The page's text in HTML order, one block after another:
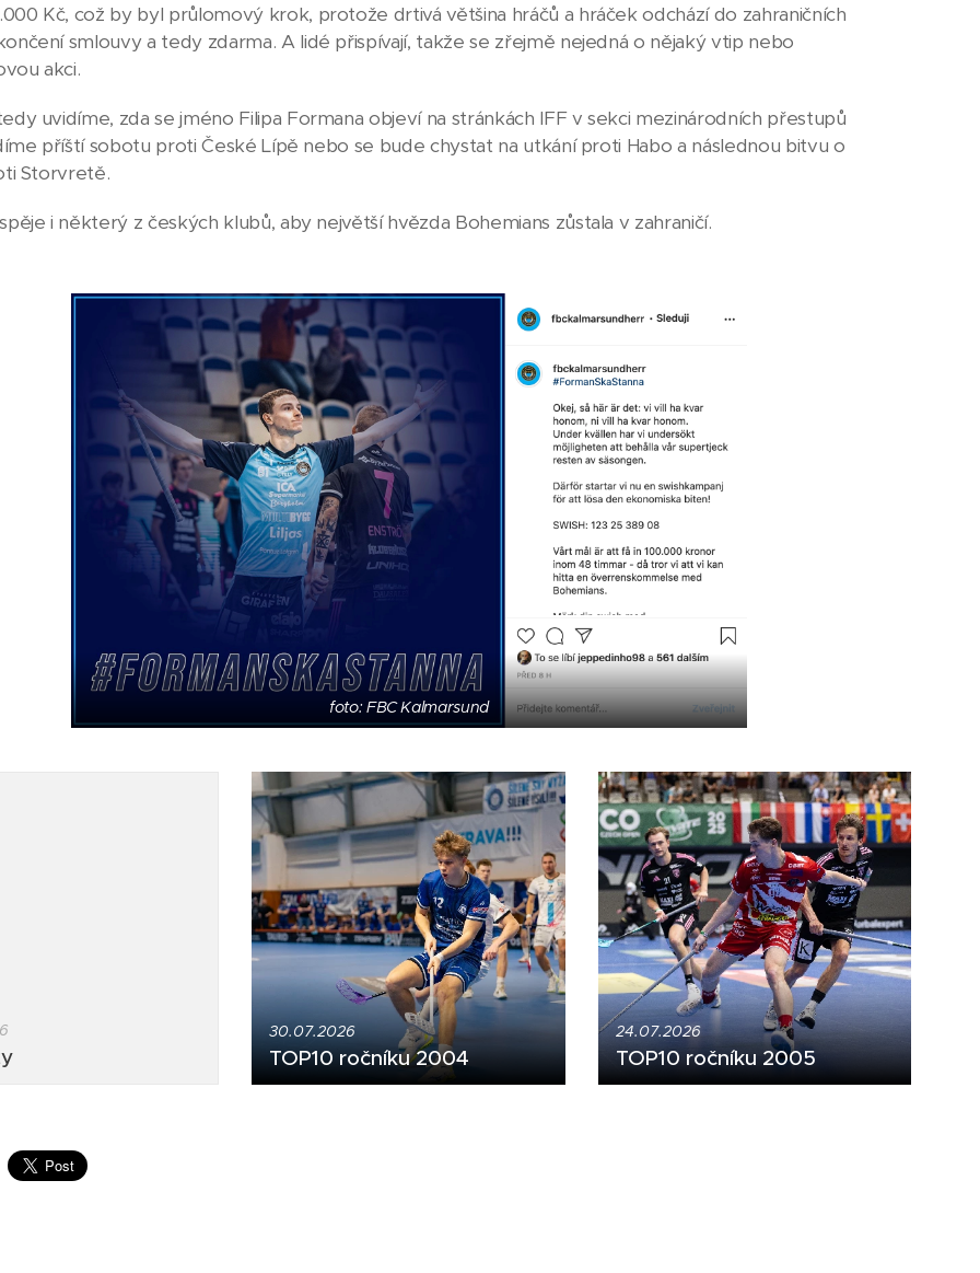
Kč, což by byl průlomový krok, protože drtivá většina hráčů a hráček odchází do zahraničních
smlouvy a tedy zdarma. A lidé přispívají, takže se zřejmě nejedná o nějaký vtip nebo
akci.
uvidíme, zda se jméno Filipa Formana objeví na stránkách IFF v sekci mezinárodních přestupů
příští sobotu proti České Lípě nebo se bude chystat na utkání proti Habo a následnou bitvu o
Storvretě.
i některý z českých klubů, aby největší hvězda Bohemians zůstala v zahraničí.
foto: FBC Kalmarsund
30.07.2026
TOP10 ročníku 2004
24.07.2026
TOP10 ročníku 2005